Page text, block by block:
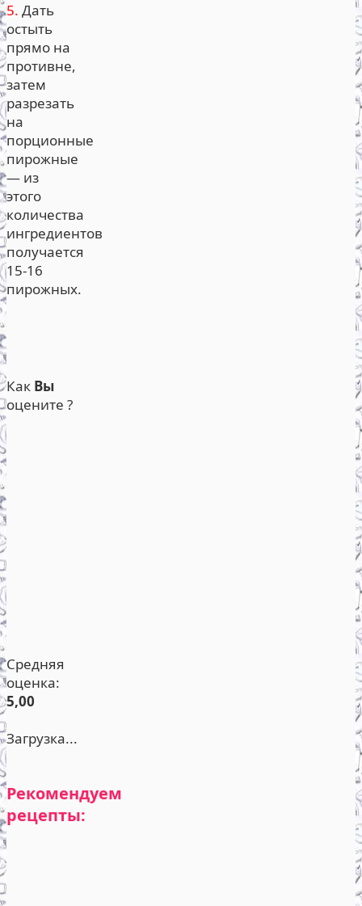
5. Дать
остыть
прямо на
противне,
затем
разрезать
на
порционные
пирожные
— из
этого
количества
ингредиентов
получается
15-16
пирожных.
Как Вы
оцените ?
Средняя
оценка:
5,00
Загрузка...
Рекомендуем
рецепты: